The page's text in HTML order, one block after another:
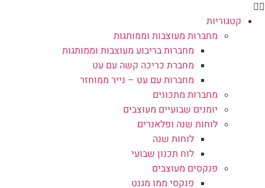
קטגוריות
מחברות מעוצבות וממותגות
מחברות בריבוע מעוצבות וממותגות
מחברת כריכה קשה עם עט
מחברות עם עט – נייר ממוחזר
מחברות מתכונים
יומנים שבועיים מעוצבים
לוחות שנה ופלאנרים
לוחות שנה
לוח תכנון שבועי
פנקסים מעוצבים
פנקסי ממו מגנט